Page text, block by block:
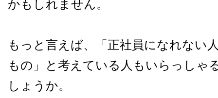
かもしれません。
もっと言えば、「正社員になれない
もの」と考えている人もいらっしゃ
しょうか。